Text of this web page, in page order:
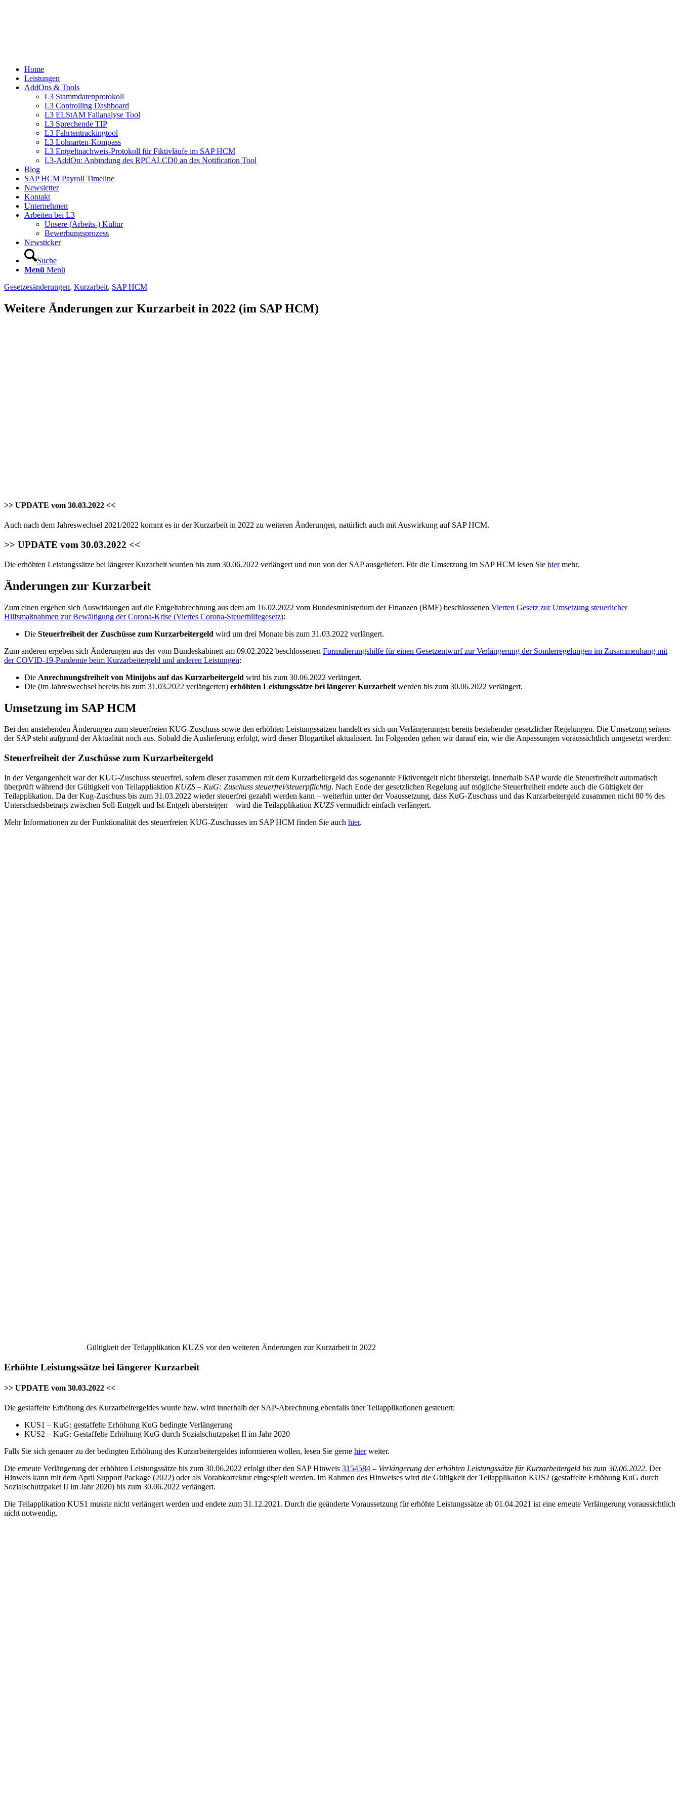
Home
Leistungen
AddOns & Tools
L3 Stammdatenprotokoll
L3 Controlling Dashboard
L3 ELStAM Fallanalyse Tool
L3 Sprechende TIP
L3 Fahrtentrackingtool
L3 Lohnarten-Kompass
L3 Entgeltnachweis-Protokoll für Fiktivläufe im SAP HCM
L3-AddOn: Anbindung des RPCALCD0 an das Notification Tool
Blog
SAP HCM Payroll Timeline
Newsletter
Kontakt
Unternehmen
Arbeiten bei L3
Unsere (Arbeits-) Kultur
Bewerbungsprozess
Newsticker
Suche
Menü Menü
Gesetzesänderungen, Kurzarbeit, SAP HCM
Weitere Änderungen zur Kurzarbeit in 2022 (im SAP HCM)
>> UPDATE vom 30.03.2022 <<
Auch nach dem Jahreswechsel 2021/2022 kommt es in der Kurzarbeit in 2022 zu weiteren Änderungen, natürlich auch mit Auswirkung auf SAP HCM.
>> UPDATE vom 30.03.2022 <<
Die erhöhten Leistungssätze bei längerer Kuzarbeit wurden bis zum 30.06.2022 verlängert und nun von der SAP ausgeliefert. Für die Umsetzung im SAP HCM lesen Sie hiermehr.
Änderungen zur Kurzarbeit
Zum einen ergeben sich Auswirkungen auf die Entgeltabrechnung aus dem am 16.02.2022 vom Bundesministerium der Finanzen (BMF) beschlossenen Vierten Gesetz zur Umsetzung steuerlicher
Hilfsmaßnahmen zur Bewältigung der Corona-Krise (Viertes Corona-Steuerhilfegesetz):
Die Steuerfreiheit der Zuschüsse zum Kurzarbeitergeld wird um drei Monate bis zum 31.03.2022 verlängert.
Zum anderen ergeben sich Änderungen aus der vom Bundeskabinett am 09.02.2022 beschlossenen Formulierungshilfe für einen Gesetzentwurf zur Verlängerung der Sonderregelungen im Zusammenhang mit
der COVID-19-Pandemie beim Kurzarbeitergeld und anderen Leistungen:
Die Anrechnungsfreiheit von Minijobs auf das Kurzarbeitergeld wird bis zum 30.06.2022 verlängert.
Die (im Jahreswechsel bereits bis zum 31.03.2022 verlängerten) erhöhten Leistungssätze bei längerer Kurzarbeit werden bis zum 30.06.2022 verlängert.
Umsetzung im SAP HCM
Bei den anstehenden Änderungen zum steuerfreien KUG-Zuschuss sowie den erhöhten Leistungssätzen handelt es sich um Verlängerungen bereits bestehender gesetzlicher Regelungen. Die Umsetzung seitens
der SAP steht aufgrund der Aktualität noch aus. Sobald die Auslieferung erfolgt, wird dieser Blogartikel aktualisiert. Im Folgenden gehen wir darauf ein, wie die Anpassungen voraussichtlich umgesetzt werden:
Steuerfreiheit der Zuschüsse zum Kurzarbeitergeld
In der Vergangenheit war der KUG-Zuschuss steuerfrei, sofern dieser zusammen mit dem Kurzarbeitergeld das sogenannte Fiktiventgelt nicht übersteigt. Innerhalb SAP wurde die Steuerfreiheit automatisch
überprüft während der Gültigkeit von Teilappliaktion KUZS – KuG: Zuschuss steuerfrei/steuerpflichtig. Nach Ende der gesetzlichen Regelung auf mögliche Steuerfreiheit endete auch die Gültigkeit der
Teilapplikation. Da der Kug-Zuschuss bis zum 31.03.2022 wieder steuerfrei gezahlt werden kann – weiterhin unter der Voaussetzung, dass KuG-Zuschuss und das Kurzarbeitergeld zusammen nicht 80 % des
Unterschiedsbetrags zwischen Soll-Entgelt und Ist-Entgelt übersteigen – wird die Teilapplikation KUZS vermutlich einfach verlängert.
Mehr Informationen zu der Funktionalität des steuerfreien KUG-Zuschusses im SAP HCM finden Sie auch hier.
Gültigkeit der Teilapplikation KUZS vor den weiteren Änderungen zur Kurzarbeit in 2022
Erhöhte Leistungssätze bei längerer Kurzarbeit
>> UPDATE vom 30.03.2022 <<
Die gestaffelte Erhöhung des Kurzarbeitergeldes wurde bzw. wird innerhalb der SAP-Abrechnung ebenfalls über Teilapplikationen gesteuert:
KUS1 – KuG: gestaffelte Erhöhung KuG bedingte Verlängerung
KUS2 – KuG: Gestaffelte Erhöhung KuG durch Sozialschutzpaket II im Jahr 2020
Falls Sie sich genauer zu der bedingten Erhöhung des Kurzarbeitergeldes informieren wollen, lesen Sie gerne hierweiter.
Die erneute Verlängerung der erhöhten Leistungssätze bis zum 30.06.2022 erfolgt über den SAP Hinweis 3154584 – Verlängerung der erhöhten Leistungssätze für Kurzarbeitergeld bis zum 30.06.2022. Der
Hinweis kann mit dem April Support Package (2022) oder als Vorabkorrektur eingespielt werden. Im Rahmen des Hinweises wird die Gültigkeit der Teilapplikation KUS2 (gestaffelte Erhöhung KuG durch
Sozialschutzpaket II im Jahr 2020) bis zum 30.06.2022 verlängert.
Die Teilapplikation KUS1 musste nicht verlängert werden und endete zum 31.12.2021. Durch die geänderte Voraussetzung für erhöhte Leistungssätze ab 01.04.2021 ist eine erneute Verlängerung voraussichtlich
nicht notwendig.